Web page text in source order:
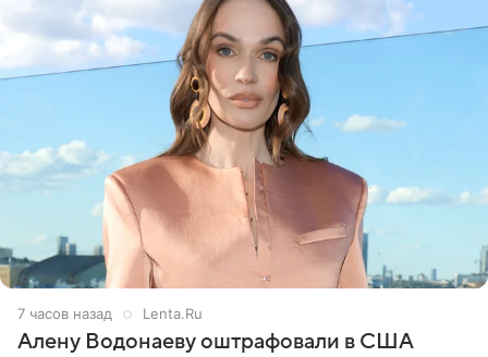
7 часов назад Lenta.Ru
Алену Водонаеву оштрафовали в США